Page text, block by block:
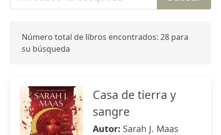
Número total de libros encontrados: 28 para
su búsqueda
Casa de tierra y
sangre
Autor: Sarah J. Maas